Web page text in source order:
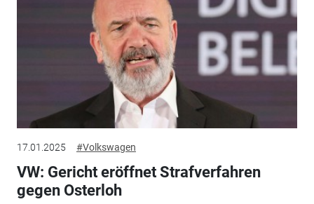
17.01.2025 #Volkswagen
VW: Gericht eröffnet Strafverfahren
gegen Osterloh